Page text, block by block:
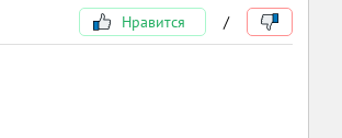
Нравится /